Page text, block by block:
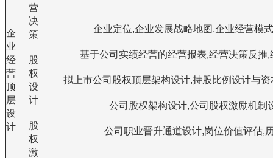
企
业
经
营
顶
层
设
计
营
决
策
股
权
设
计
股
权
激
企业定位,企业发展战略地图,企业经营模
基于公司实绩经营的经营报表,经营决策反推
拟上市公司股权顶层架构设计,持股比例设计与
公司股权架构设计,公司股权激励机制
公司职业晋升通道设计,岗位价值评估,